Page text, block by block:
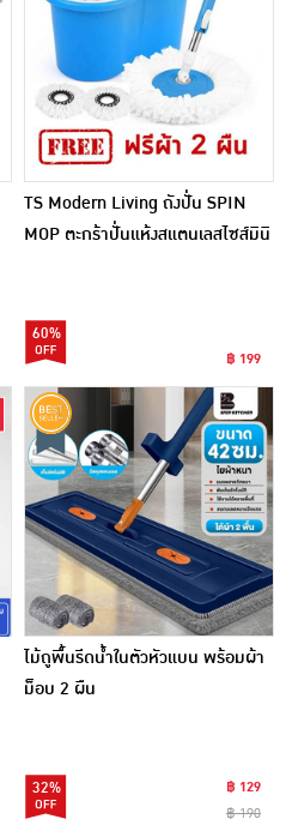
TS Modern Living ถังปั่น SPIN
MOP ตะกร้าปั่นแห้งสแตนเลสไซส์มินิ
60%
฿ 199
ไม้ถูพื้นรีดน้ำในตัวหัวแบน พร้อมผ้า
ม็อบ 2 ผืน
32%
฿ 129
฿ 190